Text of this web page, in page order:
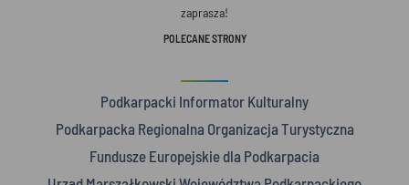
zaprasza!
POLECANE STRONY
Podkarpacki Informator Kulturalny
Podkarpacka Regionalna Organizacja Turystyczna
Fundusze Europejskie dla Podkarpacia